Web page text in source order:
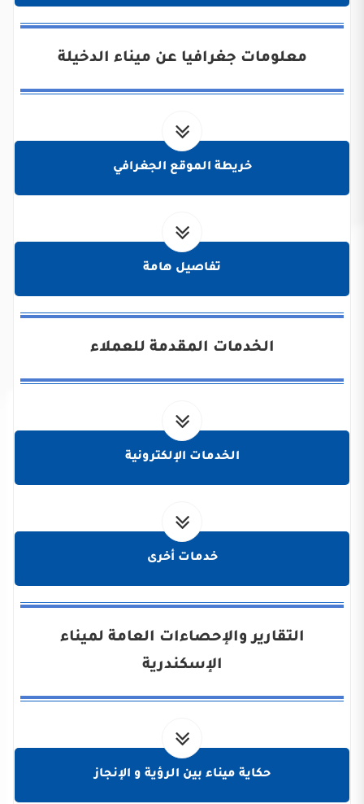
معلومات جغرافيا عن ميناء الدخيلة
خريطة الموقع الجغرافي
تفاصيل هامة
الخدمات المقدمة للعملاء
الخدمات الإلكترونية
خدمات أخرى
التقارير والإحصاءات العامة لميناء
الإسكندرية
حكاية ميناء بين الرؤية و الإنجاز